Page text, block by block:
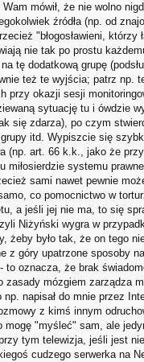
mówił, że nie wolno
źródła (np. od
"błogosławieni,
nie tak po prostu
tę dodatkową grupę
też te wyjścia; patrz
przy okazji sesji
sytuację tu i ówdzie
się zdarza), po czym
itd. Wypiszcie się
art. 66 k.k., jako że
systemu
sami nawet pewnie
co pomocnictwo w
a jeśli jej nie ma, to się
Niżyński wygra w
było tak, że on tego
z góry upatrzone sposoby
oznacza, że brak
zasady mózgiem zarządza
napisał do mnie przez
z kimś innym
"myśleć" sam, ale
tym telewizja, jeśli jest
cudzego serwerka na